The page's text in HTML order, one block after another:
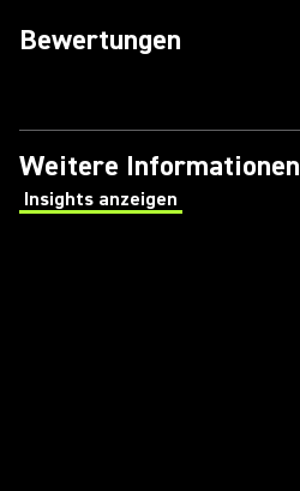
Bewertungen
Weitere Informationen
Insights anzeigen
(Opens in a new tab)